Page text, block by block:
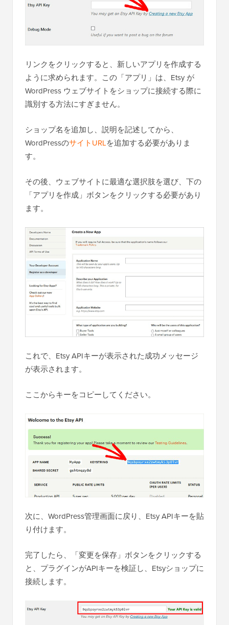
リンクをクリックすると、新しいアプリを作成する
ように求められます。この「アプリ」は、Etsy が
WordPress ウェブサイトをショップに接続する際に
識別する方法にすぎません。
ショップ名を追加し、説明を記述してから、
WordPressのサイトURLを追加する必要がありま
す。
その後、ウェブサイトに最適な選択肢を選び、下の
「アプリを作成」ボタンをクリックする必要があり
ます。
これで、Etsy APIキーが表示された成功メッセージ
が表示されます。
ここからキーをコピーしてください。
次に、WordPress管理画面に戻り、Etsy APIキーを貼
り付けます。
完了したら、「変更を保存」ボタンをクリックする
と、プラグインがAPIキーを検証し、Etsyショップに
接続します。